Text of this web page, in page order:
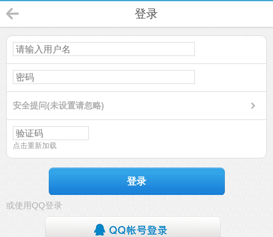
登录
安全提问(未设置请忽略)
点击重新加载
登录
或使用QQ登录